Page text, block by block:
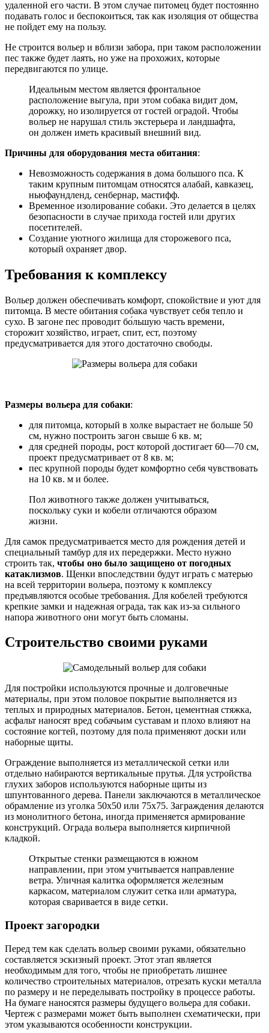
удаленной его части. В этом случае питомец будет постоянно
подавать голос и беспокоиться, так как изоляция от общества
не пойдет ему на пользу.
Не строится вольер и вблизи забора, при таком расположении
пес также будет лаять, но уже на прохожих, которые
передвигаются по улице.
Идеальным местом является фронтальное
расположение выгула, при этом собака видит дом,
дорожку, но изолируется от гостей оградой. Чтобы
вольер не нарушал стиль экстерьера и ландшафта,
он должен иметь красивый внешний вид.
Причины для оборудования места обитания:
Невозможность содержания в дома большого пса. К
таким крупным питомцам относятся алабай, кавказец,
ньюфаундленд, сенбернар, мастифф.
Временное изолирование собаки. Это делается в целях
безопасности в случае прихода гостей или других
посетителей.
Создание уютного жилища для сторожевого пса,
который охраняет двор.
Требования к комплексу
Вольер должен обеспечивать комфорт, спокойствие и уют для
питомца. В месте обитания собака чувствует себя тепло и
сухо. В загоне пес проводит бо́льшую часть времени,
сторожит хозяйство, играет, спит, ест, поэтому
предусматривается для этого достаточно свободы.
Размеры вольера для собаки:
для питомца, который в холке вырастает не больше 50
см, нужно построить загон свыше 6 кв. м;
для средней породы, рост которой достигает 60—70 см,
проект предусматривает от 8 кв. м;
пес крупной породы будет комфортно себя чувствовать
на 10 кв. м и более.
Пол животного также должен учитываться,
поскольку суки и кобели отличаются образом
жизни.
Для самок предусматривается место для рождения детей и
специальный тамбур для их передержки. Место нужно
строить так, чтобы оно было защищено от погодных
катаклизмов. Щенки впоследствии будут играть с матерью
на всей территории вольера, поэтому к комплексу
предъявляются особые требования. Для кобелей требуются
крепкие замки и надежная ограда, так как из-за сильного
напора животного они могут быть сломаны.
Строительство своими руками
Для постройки используются прочные и долговечные
материалы, при этом половое покрытие выполняется из
теплых и природных материалов. Бетон, цементная стяжка,
асфальт наносят вред собачьим суставам и плохо влияют на
состояние когтей, поэтому для пола применяют доски или
наборные щиты.
Ограждение выполняется из металлической сетки или
отдельно набираются вертикальные прутья. Для устройства
глухих заборов используются наборные щиты из
шпунтованного дерева. Панели заключаются в металлическое
обрамление из уголка 50х50 или 75х75. Заграждения делаются
из монолитного бетона, иногда применяется армирование
конструкций. Ограда вольера выполняется кирпичной
кладкой.
Открытые стенки размещаются в южном
направлении, при этом учитывается направление
ветра. Уличная калитка оформляется железным
каркасом, материалом служит сетка или арматура,
которая сваривается в виде сетки.
Проект загородки
Перед тем как сделать вольер своими руками, обязательно
составляется эскизный проект. Этот этап является
необходимым для того, чтобы не приобретать лишнее
количество строительных материалов, отрезать куски металла
по размеру и не переделывать постройку в процессе работы.
На бумаге наносятся размеры будущего вольера для собаки.
Чертеж с размерами может быть выполнен схематически, при
этом указываются особенности конструкции.